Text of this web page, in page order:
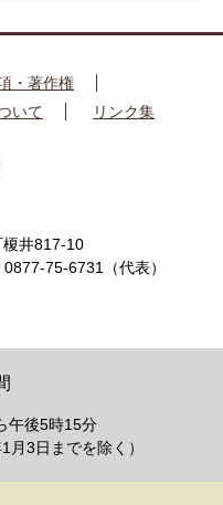
・著作権
いて リンク集
井817-10
0877-75-6731（代表）
午後5時15分
月3日までを除く）